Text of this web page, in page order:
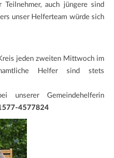
auch jüngere sind
unser Helferteam würde sich
jeden zweiten Mittwoch im
Helfer sind stets
unserer Gemeindehelferin
4577824